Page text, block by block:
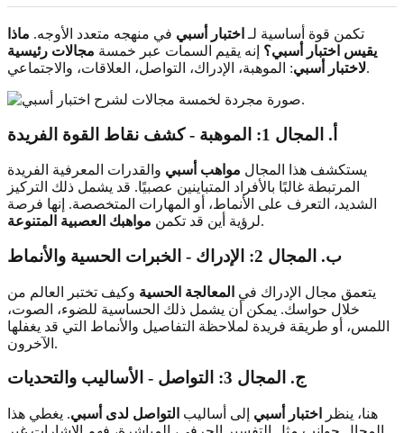
تكمن قوة أساسية لـ اختبار أسبي في منهجه متعدد الأوجه. ماذا
يقيس اختبار أسبي؟ إنه يقيم السمات عبر خمسة مجالات رئيسية
لاختبار أسبي: الموهبة، الإدراك، التواصل، العلاقات، والاجتماعي.
أ. المجال 1: الموهبة - كشف نقاط القوة الفريدة
يستكشف هذا المجال مواهب أسبي والقدرات المعرفية الفريدة
المرتبطة غالبًا بالأفراد المتباينين عصبيًا. قد يشمل ذلك التركيز
الشديد، التعرف على الأنماط، أو المهارات المتخصصة. إنها فرصة
لرؤية أين قد تكمن مواهبك العصبية المتنوعة .
ب. المجال 2: الإدراك - الخبرات الحسية والأنماط
يتعمق مجال الإدراك في المعالجة الحسية وكيف تختبر العالم من
خلال حواسك. يمكن أن يشمل ذلك الحساسية للضوء، الصوت،
اللمس، أو طريقة فريدة لملاحظة التفاصيل والأنماط التي قد يغفلها
الآخرون.
ج. المجال 3: التواصل - الأساليب والتحديات
هنا، ينظر اختبار أسبي إلى أساليب التواصل لدى أسبي. يغطي هذا